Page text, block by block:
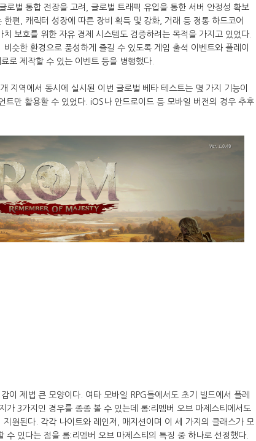
로벌 통합 전장을 고려, 글로벌 트래픽 유입을 통한 서버 안정성 확보
한편, 캐릭터 성장에 따른 장비 획득 및 강화, 거래 등 정통 하드코어
보호를 위한 자유 경제 시스템도 검증하려는 목적을 가지고 있었다.
슷한 환경으로 풍성하게 즐길 수 있도록 게임 출석 이벤트와 플레이
로 제작할 수 있는 이벤트 등을 병행했다.
지역에서 동시에 실시된 이번 글로벌 베타 테스트는 몇 가지 기능이
트만 활용할 수 있었다. iOS나 안드로이드 등 모바일 버전의 경우 추후
이 제법 큰 모양이다. 여타 모바일 RPG들에서도 초기 빌드에서 플레
가 3가지인 경우를 종종 볼 수 있는데 롬:리멤버 오브 마제스티에서도
원된다. 각각 나이트와 레인저, 매지션이며 이 세 가지의 클래스가 모
수 있다는 점을 롬:리멤버 오브 마제스티의 특징 중 하나로 선정했다.